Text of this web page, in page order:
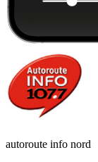
autoroute info nord